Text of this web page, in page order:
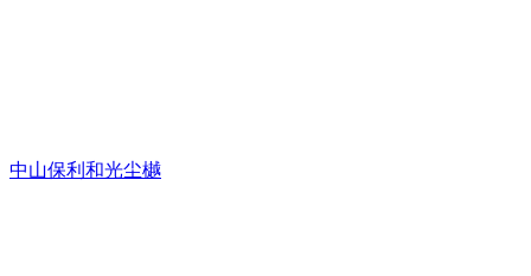
中山保利和光尘樾